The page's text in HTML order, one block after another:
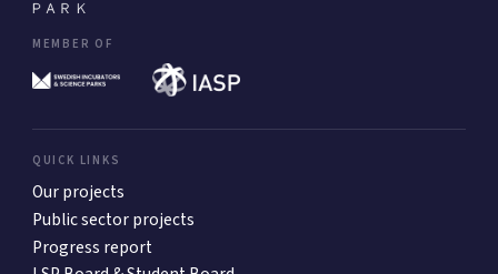
MEMBER OF
QUICK LINKS
Our projects
Public sector projects
Progress report